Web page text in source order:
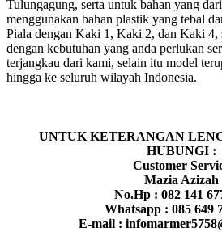
Tulungagung, serta untuk bahan yang
menggunakan bahan plastik yang tebal
Piala dengan Kaki 1, Kaki 2, dan Kaki 4,
dengan kebutuhan yang anda perlukan
terjangkau dari kami, selain itu model
hingga ke seluruh wilayah Indonesia.
UNTUK KETERANGAN
HUBUNGI :
Customer
Mazia Azizah
No.Hp : 082 141
Whatsapp : 085 649
E-mail :